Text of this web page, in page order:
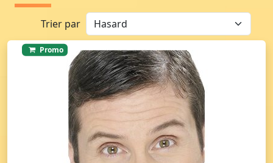
Trier par
Promo